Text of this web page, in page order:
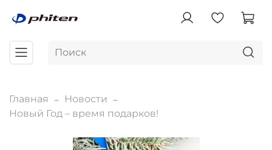
Главная
Новости
Новый Год – время подарков!